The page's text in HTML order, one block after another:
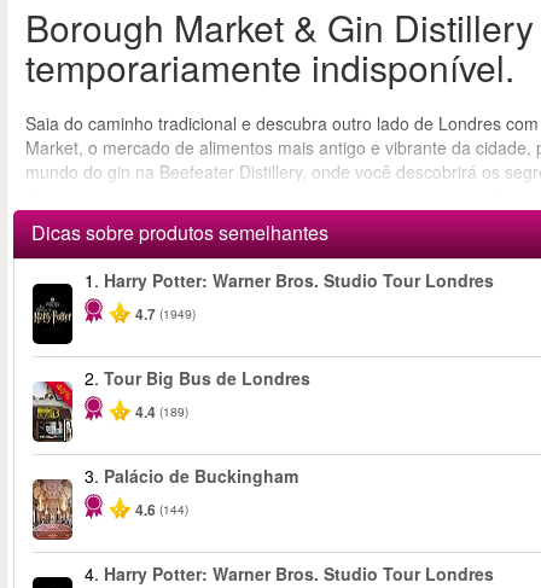
Borough Market & Gin
temporariamente indisponível.
Saia do caminho tradicional e descubra outro lado de Londres
Market, o mercado de alimentos mais antigo e vibrante da
mundo do gin na Beefeater Distillery, onde você descobrirá os
história, sabor e diversão.
Dicas sobre produtos semelhantes
1. Harry Potter: Warner Bros. Studio Tour Londres
4.7 (1949)
-40%
2. Tour Big Bus de Londres
4.4 (189)
3. Palácio de Buckingham
4.6 (144)
4. Harry Potter: Warner Bros. Studio Tour Londres